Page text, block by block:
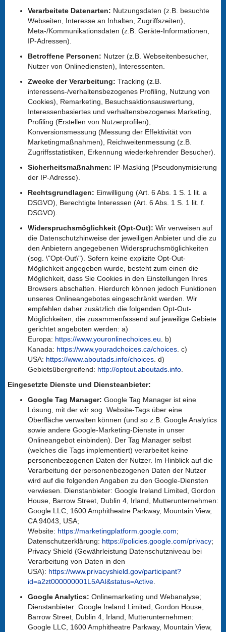
Verarbeitete Datenarten: Nutzungsdaten (z.B. besuchte
Webseiten, Interesse an Inhalten, Zugriffszeiten),
Meta-/Kommunikationsdaten (z.B. Geräte-Informationen,
IP-Adressen).
Betroffene Personen: Nutzer (z.B. Webseitenbesucher,
Nutzer von Onlinediensten), Interessenten.
Zwecke der Verarbeitung: Tracking (z.B.
interessens-/verhaltensbezogenes Profiling, Nutzung von
Cookies), Remarketing, Besuchsaktionsauswertung,
Interessenbasiertes und verhaltensbezogenes Marketing,
Profiling (Erstellen von Nutzerprofilen),
Konversionsmessung (Messung der Effektivität von
Marketingmaßnahmen), Reichweitenmessung (z.B.
Zugriffsstatistiken, Erkennung wiederkehrender Besucher).
Sicherheitsmaßnahmen: IP-Masking (Pseudonymisierung
der IP-Adresse).
Rechtsgrundlagen: Einwilligung (Art. 6 Abs. 1 S. 1 lit. a
DSGVO), Berechtigte Interessen (Art. 6 Abs. 1 S. 1 lit. f.
DSGVO).
Widerspruchsmöglichkeit (Opt-Out): Wir verweisen auf
die Datenschutzhinweise der jeweiligen Anbieter und die zu
den Anbietern angegebenen Widerspruchsmöglichkeiten
(sog. \"Opt-Out\"). Sofern keine explizite Opt-Out-
Möglichkeit angegeben wurde, besteht zum einen die
Möglichkeit, dass Sie Cookies in den Einstellungen Ihres
Browsers abschalten. Hierdurch können jedoch Funktionen
unseres Onlineangebotes eingeschränkt werden. Wir
empfehlen daher zusätzlich die folgenden Opt-Out-
Möglichkeiten, die zusammenfassend auf jeweilige Gebiete
gerichtet angeboten werden: a)
Europa: https://www.youronlinechoices.eu . b)
Kanada: https://www.youradchoices.ca/choices . c)
USA: https://www.aboutads.info/choices . d)
Gebietsübergreifend: http://optout.aboutads.info
Eingesetzte Dienste und Diensteanbieter:
Google Tag Manager: Google Tag Manager ist eine
Lösung, mit der wir sog. Website-Tags über eine
Oberfläche verwalten können (und so z.B. Google Analytics
sowie andere Google-Marketing-Dienste in unser
Onlineangebot einbinden). Der Tag Manager selbst
(welches die Tags implementiert) verarbeitet keine
personenbezogenen Daten der Nutzer. Im Hinblick auf die
Verarbeitung der personenbezogenen Daten der Nutzer
wird auf die folgenden Angaben zu den Google-Diensten
verwiesen. Dienstanbieter: Google Ireland Limited, Gordon
House, Barrow Street, Dublin 4, Irland, Mutterunternehmen:
Google LLC, 1600 Amphitheatre Parkway, Mountain View,
CA 94043, USA;
Website: https://marketingplatform.google.com;
Datenschutzerklärung: https://policies.google.com/privacy;
Privacy Shield (Gewährleistung Datenschutzniveau bei
Verarbeitung von Daten in den
USA): https://www.privacyshield.gov/participant?
id=a2zt000000001L5AAI&status=Active
Google Analytics: Onlinemarketing und Webanalyse;
Dienstanbieter: Google Ireland Limited, Gordon House,
Barrow Street, Dublin 4, Irland, Mutterunternehmen:
Google LLC, 1600 Amphitheatre Parkway, Mountain View,